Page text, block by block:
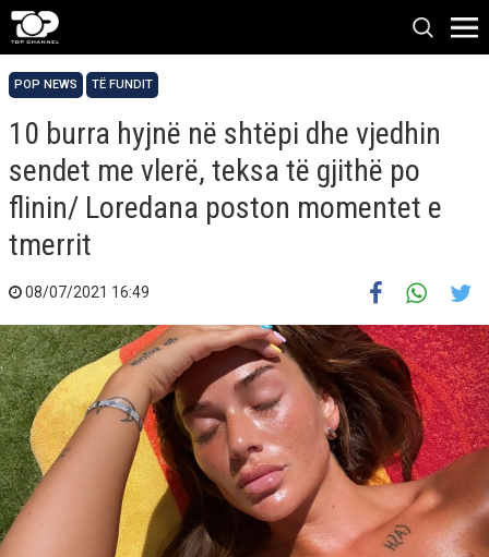
POP NEWS TË FUNDIT
10 burra hyjnë në shtëpi dhe vjedhin
sendet me vlerë, teksa të gjithë po
flinin/ Loredana poston momentet e
tmerrit
08/07/2021 16:49